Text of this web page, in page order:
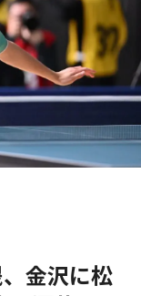
、金沢に松